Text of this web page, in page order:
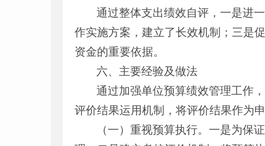
通过整体支出绩效自评，一是进
作实施方案，建立了长效机制；三是
资金的重要依据。
六、主要经验及做法
通过加强单位预算绩效管理工作
评价结果运用机制，将评价结果作为
（一）重视预算执行。一是为保